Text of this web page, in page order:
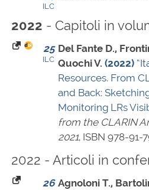
ILC
2022 - Capitoli in
25
ILC
Del Fante D.,
Quochi V. (2022)
Resources. From
and Back:
Monitoring LRs
from the CLARIN
2021, ISBN 978-91-
2022 - Articoli in
26 Agnoloni T.,